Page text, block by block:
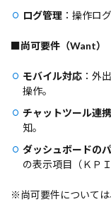
ログ管理 ：操作ロ
■尚可要件（Want）
モバイル対応 ：外
操作。
チャットツール連携
知。
ダッシュボードの
の表示項目（ＫＰ
※尚可要件について